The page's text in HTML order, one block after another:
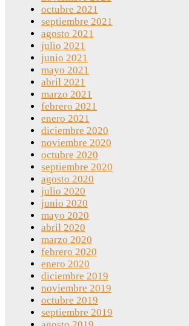
octubre 2021
septiembre 2021
agosto 2021
julio 2021
junio 2021
mayo 2021
abril 2021
marzo 2021
febrero 2021
enero 2021
diciembre 2020
noviembre 2020
octubre 2020
septiembre 2020
agosto 2020
julio 2020
junio 2020
mayo 2020
abril 2020
marzo 2020
febrero 2020
enero 2020
diciembre 2019
noviembre 2019
octubre 2019
septiembre 2019